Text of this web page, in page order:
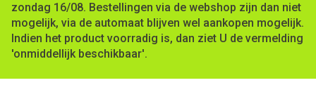
zondag 16/08. Bestellingen via de webshop zijn dan niet
mogelijk, via de automaat blijven wel aankopen mogelijk.
Indien het product voorradig is, dan ziet U de vermelding
'onmiddellijk beschikbaar'.